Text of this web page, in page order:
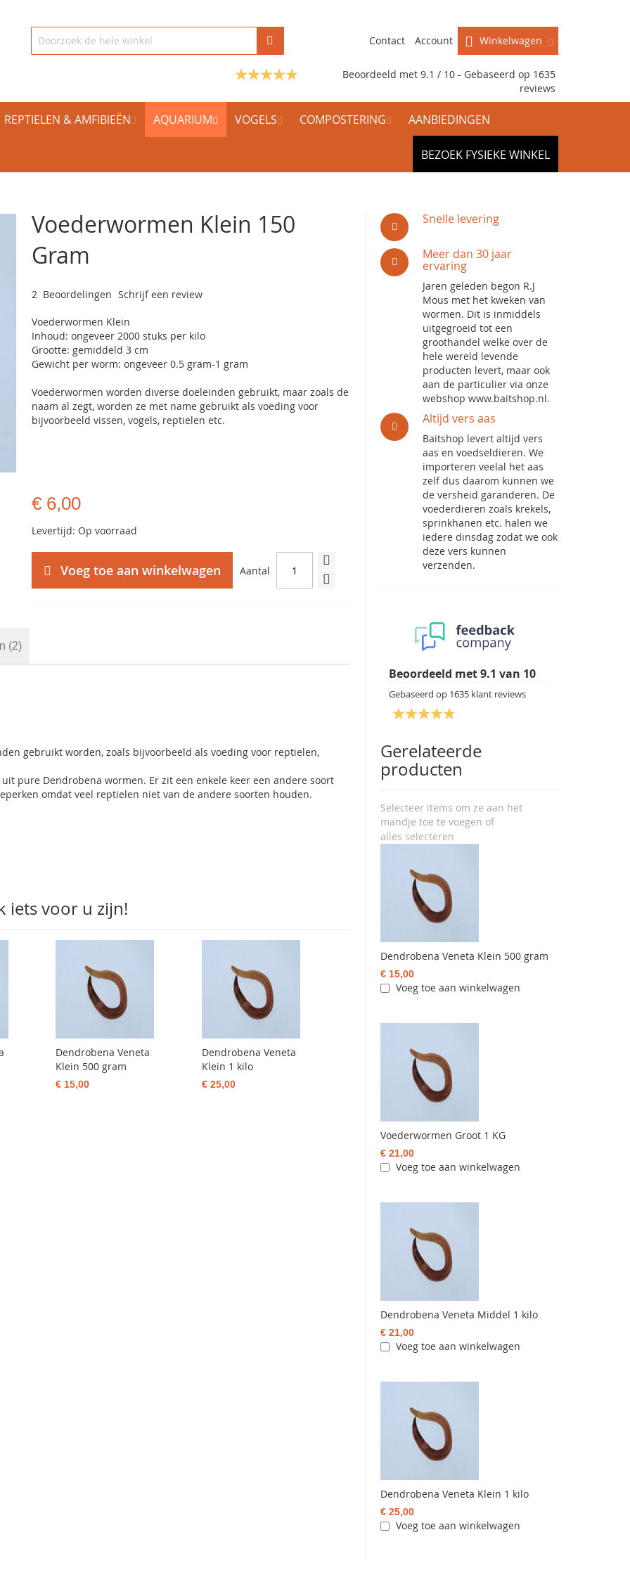
Winkelwagen
Contact Account
Beoordeeld met 9.1 / 10 - Gebaseerd op 1635
reviews
REPTIELEN & AMFIBIEËN AQUARIUM VOGELS COMPOSTERING AANBIEDINGEN
BEZOEK FYSIEKE WINKEL
Voederwormen Klein 150
Gram
2 Beoordelingen Schrijf een review
Voederwormen Klein
Inhoud: ongeveer 2000 stuks per kilo
Grootte: gemiddeld 3 cm
Gewicht per worm: ongeveer 0.5 gram-1 gram
Voederwormen worden diverse doeleinden gebruikt, maar zoals de
naam al zegt, worden ze met name gebruikt als voeding voor
bijvoorbeeld vissen, vogels, reptielen etc.
€ 6,00
Levertijd: Op voorraad
Aantal
Voeg toe aan winkelwagen
Snelle levering
Meer dan 30 jaar
ervaring
Jaren geleden begon R.J
Mous met het kweken van
wormen. Dit is inmiddels
uitgegroeid tot een
groothandel welke over de
hele wereld levende
producten levert, maar ook
aan de particulier via onze
webshop www.baitshop.nl.
Altijd vers aas
Baitshop levert altijd vers
aas en voedseldieren. We
importeren veelal het aas
zelf dus daarom kunnen we
de versheid garanderen. De
voederdieren zoals krekels,
sprinkhanen etc. halen we
iedere dinsdag zodat we ook
deze vers kunnen
verzenden.
Beoordeeld met9.1 van 10
Gebaseerd op 1635 klant reviews
Gerelateerde
producten
Selecteer items om ze aan het
mandje toe te voegen of
alles selecteren
Dendrobena Veneta Klein 500 gram
€ 15,00
Voeg toe aan winkelwagen
Voederwormen Groot 1 KG
€ 21,00
Voeg toe aan winkelwagen
Dendrobena Veneta Middel 1 kilo
€ 21,00
Voeg toe aan winkelwagen
Dendrobena Veneta Klein 1 kilo
€ 25,00
Voeg toe aan winkelwagen
gebruikt worden, zoals bijvoorbeeld als voeding voor reptielen,
pure Dendrobena wormen. Er zit een enkele keer een andere soort
omdat veel reptielen niet van de andere soorten houden.
2
iets voor u zijn!
Dendrobena Veneta
Klein 500 gram
€ 15,00
Dendrobena Veneta
Klein 1 kilo
€ 25,00